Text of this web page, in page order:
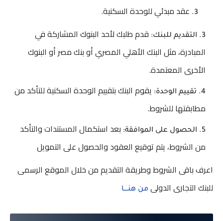
عقد مبدئي للوحدة السكنية.
التقديم للبنك: قدم طلبك لأحد البنوك المشاركة في
المبادرة، مثل البنك الأهلي المصري أو بنك مصر أو البنوك
الأخرى المعتمدة.
تقييم الوحدة: يقوم البنك بتقييم الوحدة السكنية للتأكد من
مطابقتها للشروط.
الحصول على الموافقة: بعد استكمال المستندات والتأكد
من الشروط، يتم توقيع العقود والحصول على التمويل
اعرف باقى الشروط وطريقة التقديم من خلال الموقع الرسمى
للبنك التجارى الدولى من هنــــا